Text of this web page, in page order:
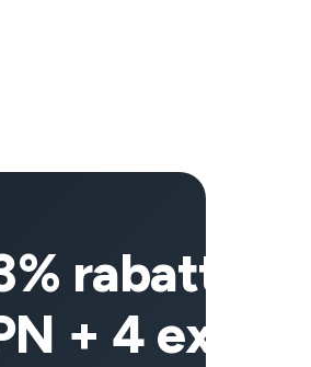
rabatt på
+ 4 extra